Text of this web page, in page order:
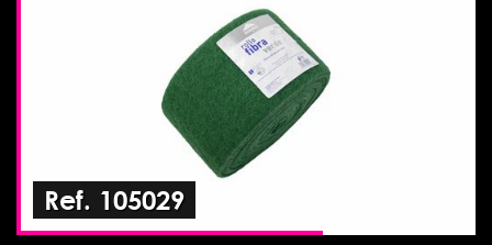
Ref. 105029